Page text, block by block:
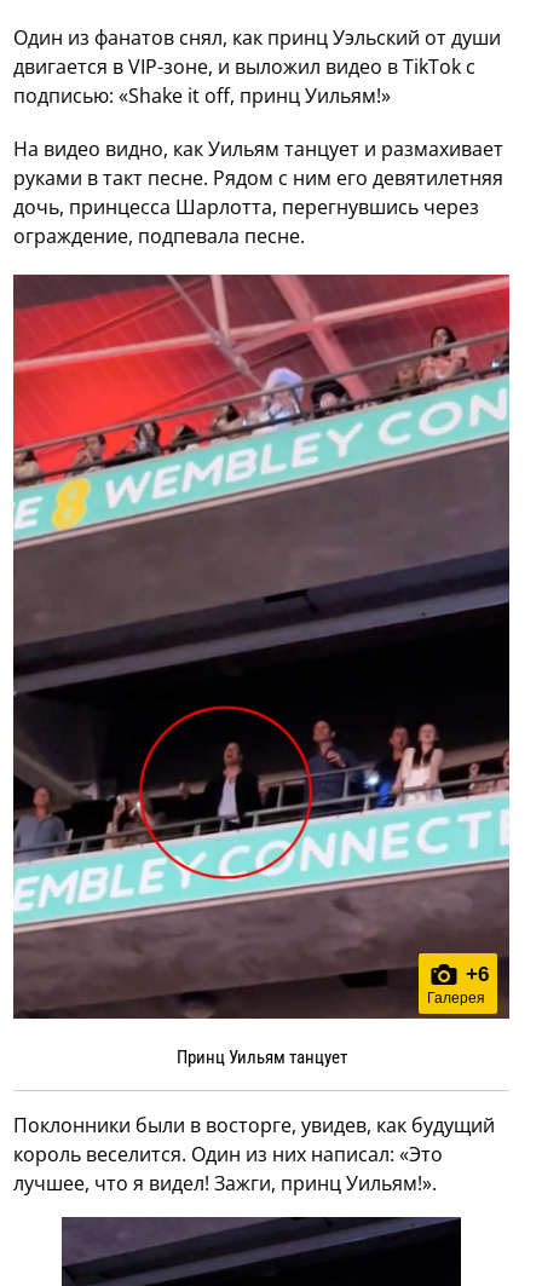
Один из фанатов снял, как принц Уэльский от души
двигается в VIP-зоне, и выложил видео в TikTok с
подписью: «Shake it off, принц Уильям!»
На видео видно, как Уильям танцует и размахивает
руками в такт песне. Рядом с ним его девятилетняя
дочь, принцесса Шарлотта, перегнувшись через
ограждение, подпевала песне.
+6
Галерея
Принц Уильям танцует
Поклонники были в восторге, увидев, как будущий
король веселится. Один из них написал: «Это
лучшее, что я видел! Зажги, принц Уильям!».